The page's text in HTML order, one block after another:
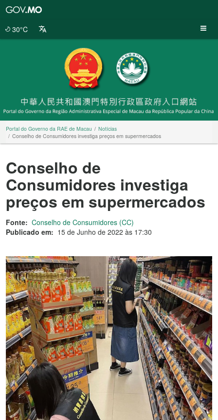
30°C
Portal do Governo da RAE de Macau
Notícias
Conselho de Consumidores investiga preços em supermercados
Conselho de
Consumidores investiga
preços em supermercados
Fonte: Conselho de Consumidores (CC)
Publicado em: 15 de Junho de 2022 às 17:30